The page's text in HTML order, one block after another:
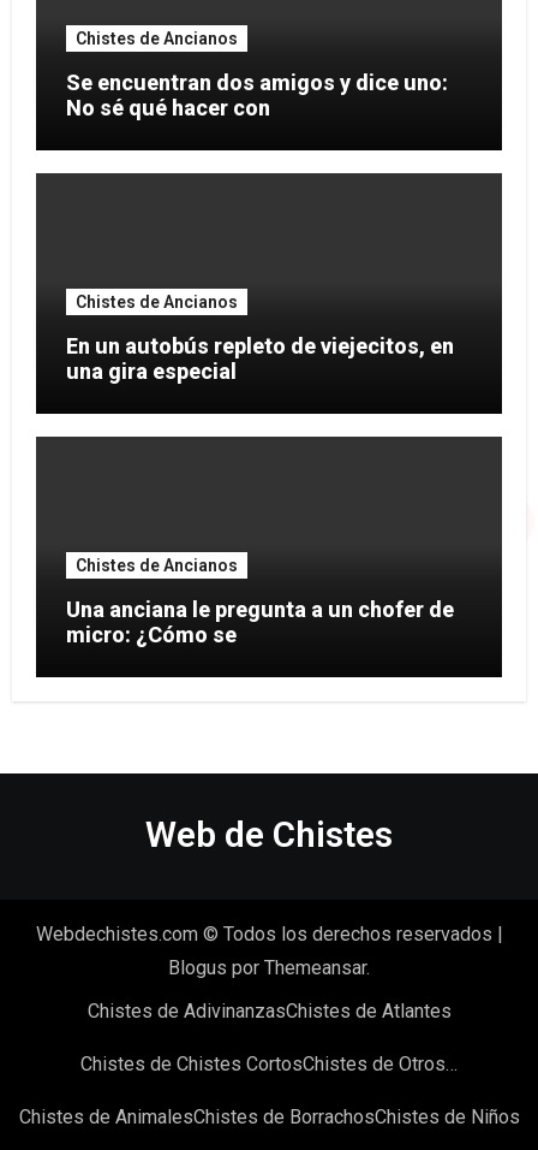
Chistes de Ancianos
Se encuentran dos amigos y dice uno:
No sé qué hacer con
Chistes de Ancianos
En un autobús repleto de viejecitos, en
una gira especial
Chistes de Ancianos
Una anciana le pregunta a un chofer de
micro: ¿Cómo se
Web de Chistes
Webdechistes.com © Todos los derechos reservados
Blogus por Themeansar.
Chistes de AdivinanzasChistes de Atlantes
Chistes de Chistes CortosChistes de Otros…
Chistes de AnimalesChistes de BorrachosChistes de Niños